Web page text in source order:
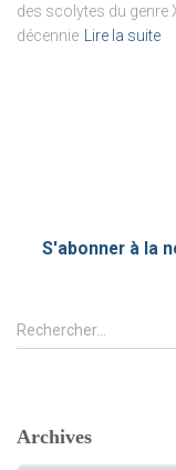
des scolytes du genre
décennie
Lire la suite
S'abonner à la
R
r
Rechercher…
Archives